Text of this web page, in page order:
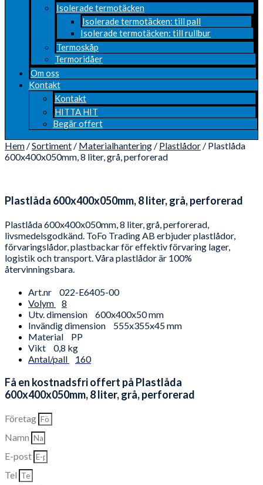
Isolerade termotäcken
Isolerade termotäcken: till pall
Isolerade termotäcken: till rullbur
Termoskåp
Termoridåer
Om oss
Kontakt
Kontakt
HITTA HIT
Begär offert
Hem /Sortiment / Materialhantering / Plastlådor / Plastlåda
600x400x050mm, 8 liter, grå, perforerad
Plastlåda 600x400x050mm, 8 liter, grå, perforerad
Plastlåda 600x400x050mm, 8 liter, grå, perforerad,
livsmedelsgodkänd. ToFo Trading AB erbjuder plastlådor,
förvaringslådor, plastbackar för effektiv förvaring lager,
logistik och transport. Våra plastlådor är 100%
återvinningsbara.
Art.nr
022-E6405-00
Volym
8
Utv. dimension
600x400x50 mm
Invändig dimension
555x355x45 mm
Material
PP
Vikt
0,8 kg
Antal/pall
160
Få en kostnadsfri offert på Plastlåda
600x400x050mm, 8 liter, grå, perforerad
Företag
Namn
E-post
Tel